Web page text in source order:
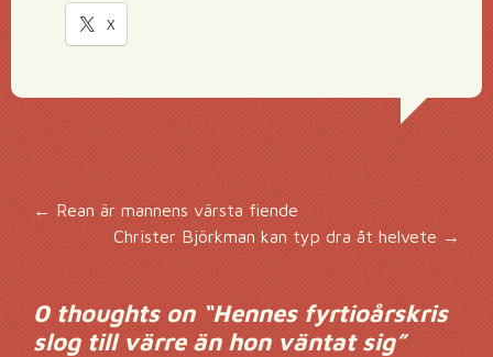
X
Inläggsnavigering
←Rean är mannens värsta fiende
Christer Björkman kan typ dra åt helvete →
0 thoughts on “Hennes fyrtioårskris
slog till värre än hon väntat sig”